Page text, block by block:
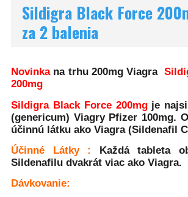
Sildigra Black Force
za 2 balenia
Novinkana trhu 200mg Viagra
200mg
Sildigra Black Force 200mg je
(genericum) Viagry Pfizer 100mg.
účinnú látku ako Viagra (Sildenafil
Účinné Látky : Každá tableta
Sildenafilu dvakrát viac ako Viagra.
Dávkovanie: